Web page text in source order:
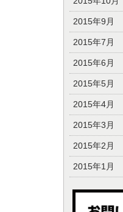
2015年9月
2015年7月
2015年6月
2015年5月
2015年4月
2015年3月
2015年2月
2015年1月